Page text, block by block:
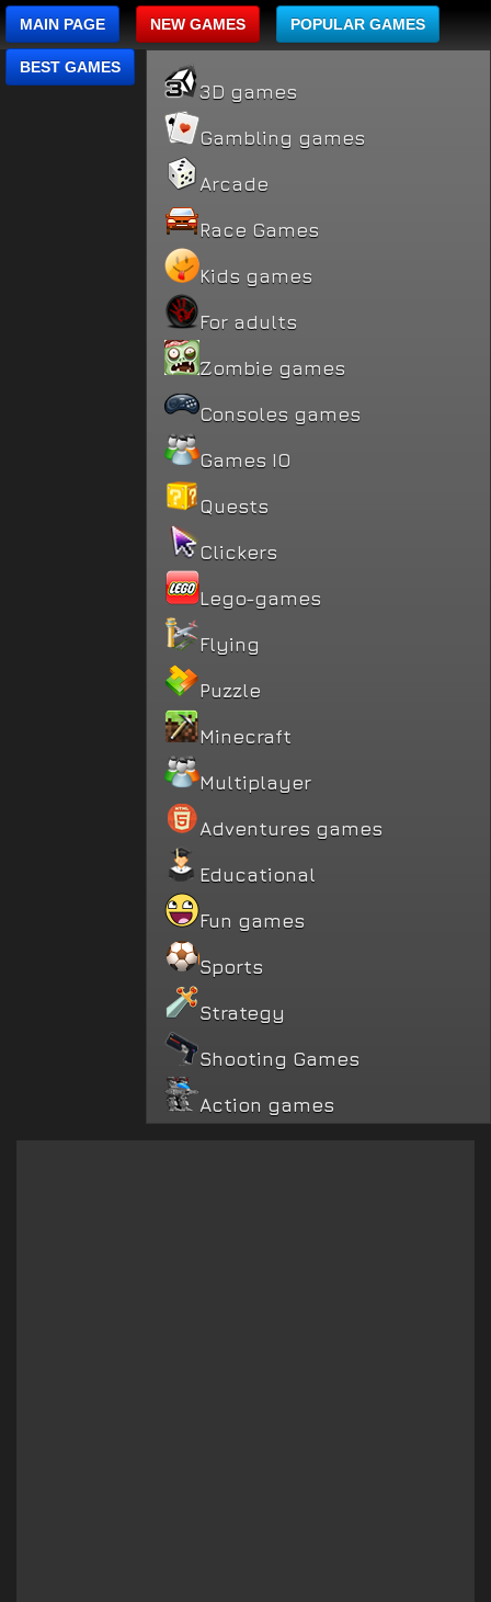
MAIN PAGE NEW GAMES POPULAR GAMES
BEST GAMES
3D games
Gambling games
Arcade
Race Games
Kids games
For adults
Zombie games
Consoles games
Games IO
Quests
Clickers
Lego-games
Flying
Puzzle
Minecraft
Multiplayer
Adventures games
Educational
Fun games
Sports
Strategy
Shooting Games
Action games